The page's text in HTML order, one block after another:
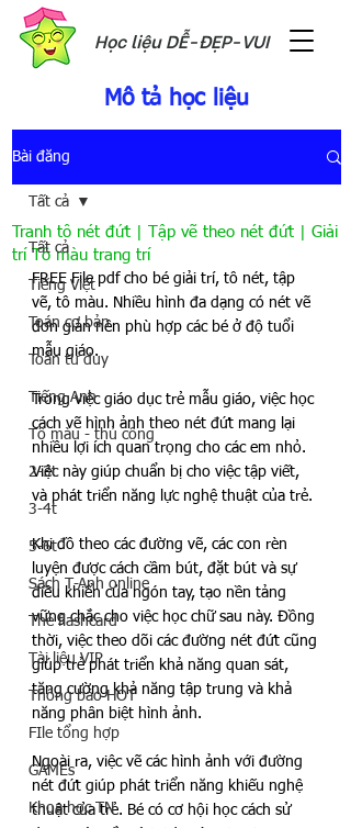
Học liệu DỄ-ĐẸP-VUI
Mô tả học liệu
Bài đăng
Tất cả
Tiếng Việt
Toán cơ bản
Toán tư duy
Tiếng Anh
Tô màu - thủ công
2-3t
3-4t
5-6t
Sách T-Anh online
Thẻ flashcard
Tài liệu VIP
Thông báo HOT
FIle tổng hợp
GAMEs
Khoa học TN
Tất cả
Tranh tô nét đứt | Tập vẽ theo nét đứt | Giải
trí Tô màu trang trí
FREE File pdf cho bé giải trí, tô nét, tập
vẽ, tô màu. Nhiều hình đa dạng có nét vẽ
đơn giản nên phù hợp các bé ở độ tuổi
mẫu giáo.
Trong việc giáo dục trẻ mẫu giáo, việc học
cách vẽ hình ảnh theo nét đứt mang lại
nhiều lợi ích quan trọng cho các em nhỏ.
Việc này giúp chuẩn bị cho việc tập viết,
và phát triển năng lực nghệ thuật của trẻ.
Khi đồ theo các đường vẽ, các con rèn
luyện được cách cầm bút, đặt bút và sự
điều khiển của ngón tay, tạo nền tảng
vững chắc cho việc học chữ sau này. Đồng
thời, việc theo dõi các đường nét đứt cũng
giúp trẻ phát triển khả năng quan sát,
tăng cường khả năng tập trung và khả
năng phân biệt hình ảnh.
Ngoài ra, việc vẽ các hình ảnh với đường
nét đứt giúp phát triển năng khiếu nghệ
thuật của trẻ. Bé có cơ hội học cách sử